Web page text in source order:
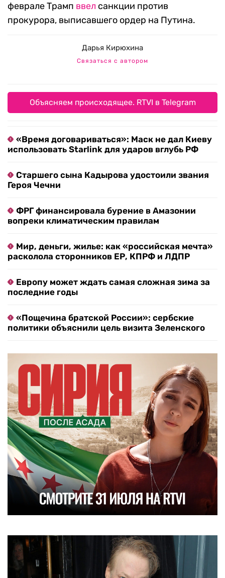
феврале Трамп ввел санкции против
прокурора, выписавшего ордер на Путина.
Дарья Кирюхина
Связаться с автором
Объясняем происходящее. RTVI в Telegram
«Время договариваться»: Маск не дал Киеву
использовать Starlink для ударов вглубь РФ
Старшего сына Кадырова удостоили звания
Героя Чечни
ФРГ финансировала бурение в Амазонии
вопреки климатическим правилам
Мир, деньги, жилье: как «российская мечта»
расколола сторонников ЕР, КПРФ и ЛДПР
Европу может ждать самая сложная зима за
последние годы
«Пощечина братской России»: сербские
политики объяснили цель визита Зеленского